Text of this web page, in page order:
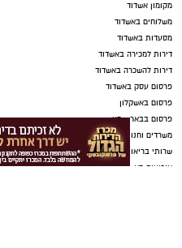
מקומון אשדוד
משלוחים באשדוד
מסעדות באשדוד
דירות למכירה באשדוד
דירות להשכרה באשדוד
פרסום עסק באשדוד
פרסום באשקלון
פרסום בבאר שבע
משרדים וחנויות להשכרה באשדוד
שרותי בריאות באשדוד
אירועים באשדוד